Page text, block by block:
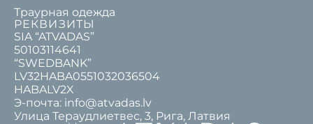
Траурная одежда
РЕКВИЗИТЫ
SIA “ATVADAS”
50103114641
“SWEDBANK”
LV32HABA0551032036504
HABALV2X
Э-почта: info@atvadas.lv
Улица Тераудлиетвес, 3, Рига, Латвия